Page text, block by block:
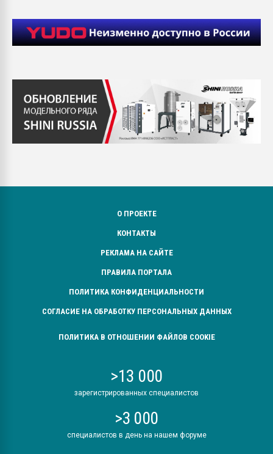
О ПРОЕКТЕ
КОНТАКТЫ
РЕКЛАМА НА САЙТЕ
ПРАВИЛА ПОРТАЛА
ПОЛИТИКА КОНФИДЕНЦИАЛЬНОСТИ
СОГЛАСИЕ НА ОБРАБОТКУ ПЕРСОНАЛЬНЫХ ДАННЫХ
ПОЛИТИКА В ОТНОШЕНИИ ФАЙЛОВ COOKIE
>13 000
зарегистрированных специалистов
>3 000
специалистов в день на нашем форуме